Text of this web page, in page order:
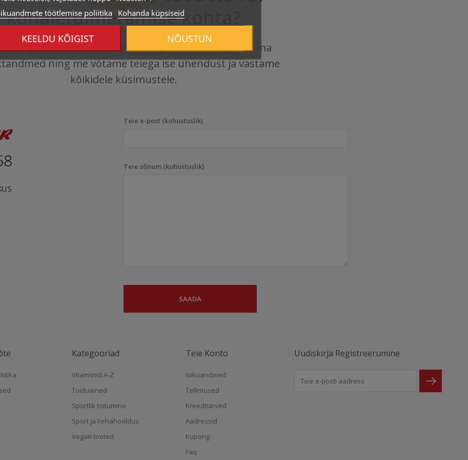
kohaletoimetamise kohta?
meiega ühendust telefoni või e-posti teel või jätke oma
ning me võtame teiega ise ühendust ja vastame
kõikidele küsimustele.
Teie e-post (kohustuslik)
Teie sõnum (kohustuslik)
Kategooriad
Vitamiinid A-Z
Toiduained
Sportlik toitumine
Sport ja kehahooldus
Vegan tooted
Teie Konto
Isikuandmed
Tellimused
Kreeditarved
Aadressid
Kupong
Faq
Uudiskirja Registreerumine
töötlemise poliitika Kohanda küpsiseid
KEELDU KÕIGIST NÕUSTUN